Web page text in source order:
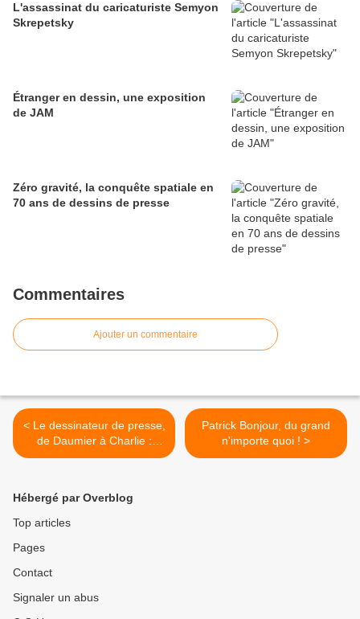
L'assassinat du caricaturiste Semyon
Skrepetsky
Étranger en dessin, une exposition
de JAM
Zéro gravité, la conquête spatiale en
70 ans de dessins de presse
Commentaires
Ajouter un commentaire
< Le dessinateur de presse,
de Daumier à Charlie :
exposition itinérante à
Patrick Bonjour, du grand
n'importe quoi ! >
Hébergé par Overblog
Top articles
Pages
Contact
Signaler un abus